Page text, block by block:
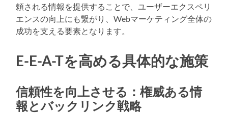
頼される情報を提供することで、ユーザーエクスペリ
エンスの向上にも繋がり、Webマーケティング全体の
成功を支える要素となります。
E-E-A-Tを高める具体的な施策
信頼性を向上させる：権威ある情
報とバックリンク戦略